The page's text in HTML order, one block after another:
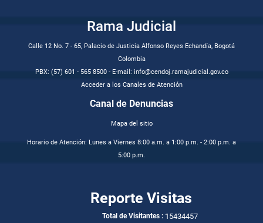
Rama Judicial
Calle 12 No. 7 - 65, Palacio de Justicia Alfonso Reyes Echandía, Bogotá
Colombia
PBX: (57) 601 - 565 8500 - E-mail: info@cendoj.ramajudicial.gov.co
Acceder a los Canales de Atención
Canal de Denuncias
Mapa del sitio
Horario de Atención: Lunes a Viernes 8:00 a.m. a 1:00 p.m. - 2:00 p.m. a
5:00 p.m.
Reporte Visitas
Total de Visitantes : 15434457